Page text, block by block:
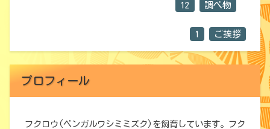
調べ物
12
ご挨拶
1
プロフィール
フクロウ(ベンガルワシミミズク)を飼育しています。フク